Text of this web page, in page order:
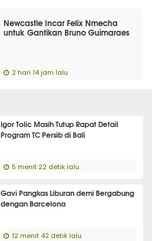
Newcastle Incar Felix Nmecha
untuk Gantikan Bruno Guimaraes
2 hari 14 jam lalu
Igor Tolic Masih Tutup Rapat Detail
Program TC Persib di Bali
5 menit 22 detik lalu
Gavi Pangkas Liburan demi Bergabung
dengan Barcelona
12 menit 42 detik lalu